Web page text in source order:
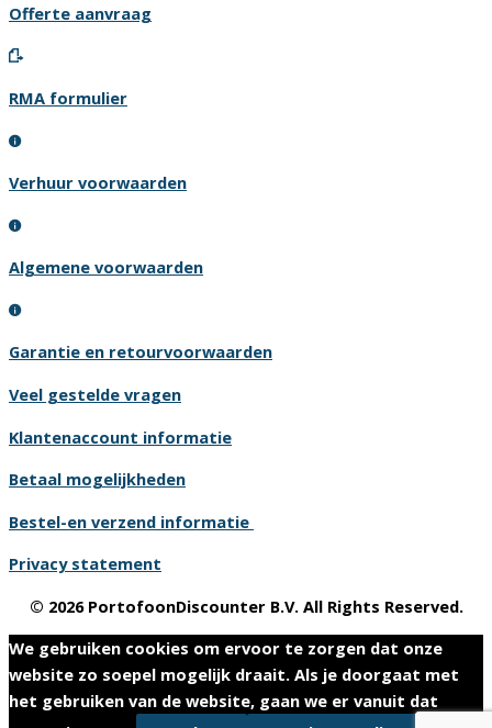
Offerte aanvraag
RMA formulier
Verhuur voorwaarden
Algemene voorwaarden
Garantie en retourvoorwaarden
Veel gestelde vragen
Klantenaccount informatie
Betaal mogelijkheden
Bestel-en verzend informatie
Privacy statement
© 2026 PortofoonDiscounter B.V. All Rights Reserved.
We gebruiken cookies om ervoor te zorgen dat onze
website zo soepel mogelijk draait. Als je doorgaat met
het gebruiken van de website, gaan we er vanuit dat